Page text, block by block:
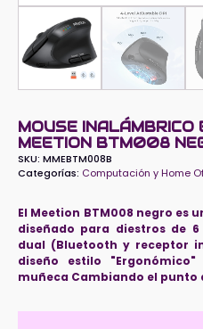
MOUSE INALÁMBRICO
MEETION BTM008
SKU: MMEBTM008B
Categorías: Computación y Home
El Meetion BTM008 negro es
diseñado para diestros de
dual (Bluetooth y receptor
diseño estilo
muñeca Cambiando el punto